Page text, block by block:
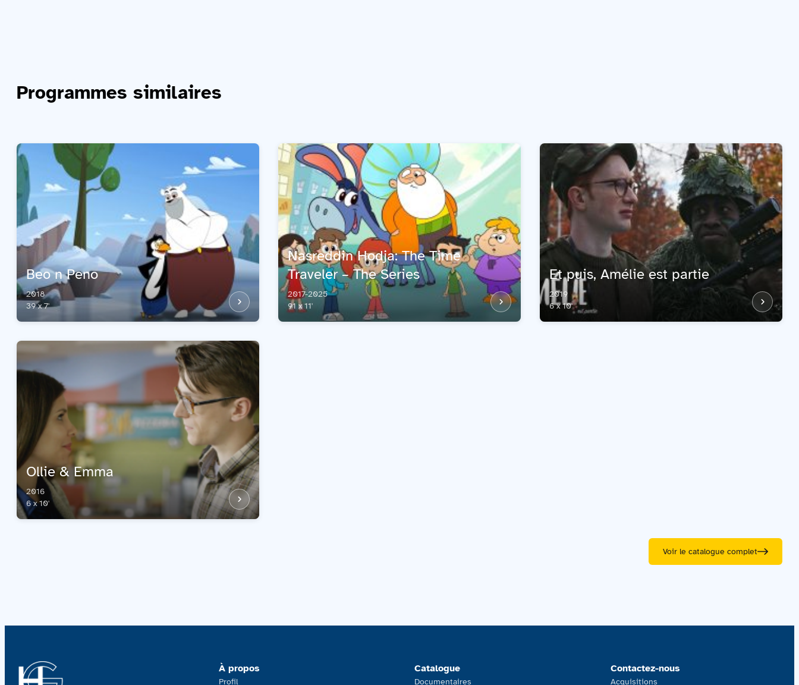
Programmes similaires
Beo n Peno
2018
39 x 7'
Nasreddin Hodja: The Time
Traveler – The Series
2017-2025
91 x 11'
Et puis, Amélie est partie
2019
6 x 10'
Ollie & Emma
2016
6 x 10'
Voir le catalogue complet
À propos
Profil
Catalogue
Documentaires
Contactez-nous
Acquisitions